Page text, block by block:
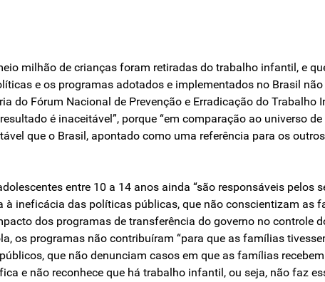
milhão de crianças foram retiradas do trabalho infantil, e
e os programas adotados e implementados no Brasil
do Fórum Nacional de Prevenção e Erradicação do
é inaceitável”, porque “em comparação ao universo
que o Brasil, apontado como uma referência para os
entre 10 a 14 anos ainda “são responsáveis pelos
ineficácia das políticas públicas, que não conscientizam as
dos programas de transferência do governo no controle
os programas não contribuíram “para que as famílias
que não denunciam casos em que as famílias
e não reconhece que há trabalho infantil, ou seja, não faz